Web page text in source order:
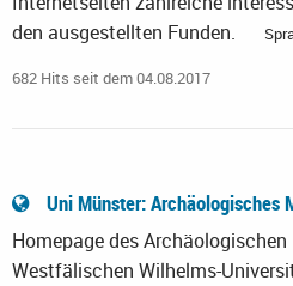
den ausgestellten Funden.
682 Hits seit dem 04.08.2017
Uni Münster: Archäologisches
Homepage des
Westfälischen Wilhelms-